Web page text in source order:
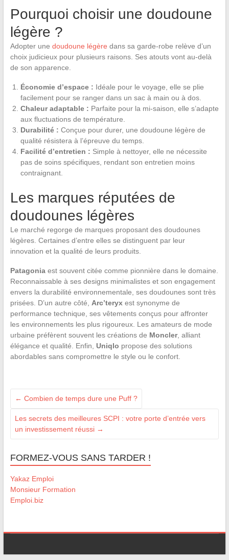
Pourquoi choisir une doudoune
légère ?
Adopter une doudoune légère dans sa garde-robe relève d’un
choix judicieux pour plusieurs raisons. Ses atouts vont au-delà
de son apparence.
Économie d’espace : Idéale pour le voyage, elle se plie
facilement pour se ranger dans un sac à main ou à dos.
Chaleur adaptable : Parfaite pour la mi-saison, elle s’adapte
aux fluctuations de température.
Durabilité : Conçue pour durer, une doudoune légère de
qualité résistera à l’épreuve du temps.
Facilité d’entretien : Simple à nettoyer, elle ne nécessite
pas de soins spécifiques, rendant son entretien moins
contraignant.
Les marques réputées de
doudounes légères
Le marché regorge de marques proposant des doudounes
légères. Certaines d’entre elles se distinguent par leur
innovation et la qualité de leurs produits.
Patagoniaest souvent citée comme pionnière dans le domaine.
Reconnaissable à ses designs minimalistes et son engagement
envers la durabilité environnementale, ses doudounes sont très
prisées. D’un autre côté, Arc’teryxest synonyme de
performance technique, ses vêtements conçus pour affronter
les environnements les plus rigoureux. Les amateurs de mode
urbaine préfèrent souvent les créations de Moncler, alliant
élégance et qualité. Enfin, Uniqlo propose des solutions
abordables sans compromettre le style ou le confort.
← Combien de temps dure une Puff ?
Les secrets des meilleures SCPI : votre porte d’entrée vers
un investissement réussi →
FORMEZ-VOUS SANS TARDER !
Yakaz Emploi
Monsieur Formation
Emploi.biz